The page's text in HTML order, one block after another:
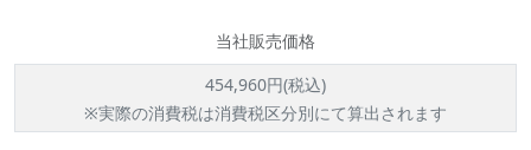
当社販売価格
454,960円(税込)
※実際の消費税は消費税区分別にて算出されます